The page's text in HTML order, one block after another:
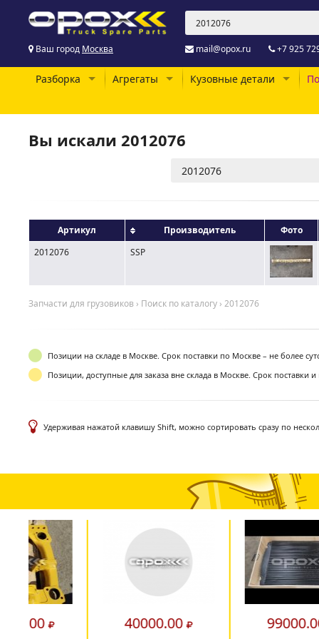
Ваш город Москва mail@opox.ru +7 925
Разборка Агрегаты Кузовные детали
Вы искали 2012076
Артикул Производитель
Фото
2012076
SSP
Запчасти для грузовиков › Поиск по каталогу › 2012076
Позиции на складе в Москве. Срок поставки по Москве – не более
Позиции, доступные для заказа вне склада в Москве. Срок поставки
Удерживая нажатой клавишу Shift, можно сортировать сразу по
90228.00 91943.00